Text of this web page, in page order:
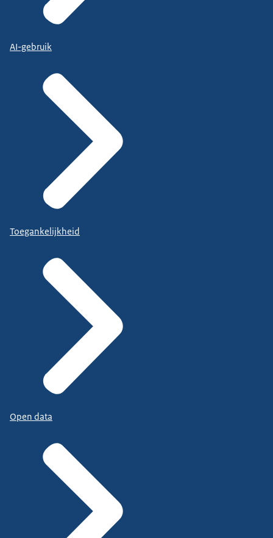
AI-gebruik
Toegankelijkheid
Open data